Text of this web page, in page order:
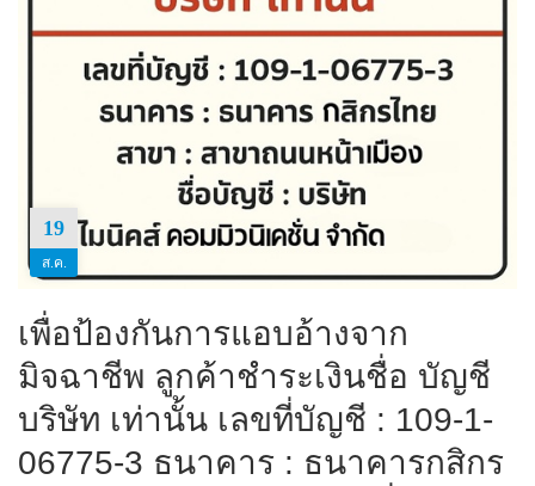
19
ส.ค.
เพื่อป้องกันการแอบอ้างจาก
มิจฉาชีพ ลูกค้าชำระเงินชื่อ บัญชี
บริษัท เท่านั้น เลขที่บัญชี : 109-1-
06775-3 ธนาคาร : ธนาคารกสิกร